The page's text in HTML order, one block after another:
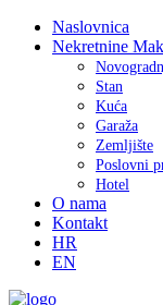
Naslovnica
Nekretnine
Stan
Kuća
Garaža
Zemljište
Poslovni
Hotel
O nama
Kontakt
HR
EN